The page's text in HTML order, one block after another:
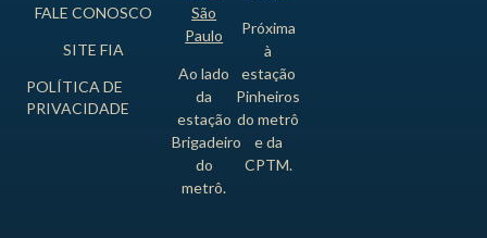
FALE CONOSCO
SITE FIA
POLÍTICA DE
PRIVACIDADE
São
Paulo
Ao lado
da
estação
Brigadeiro
do
metrô.
Próxima
à
estação
Pinheiros
do metrô
e da
CPTM.